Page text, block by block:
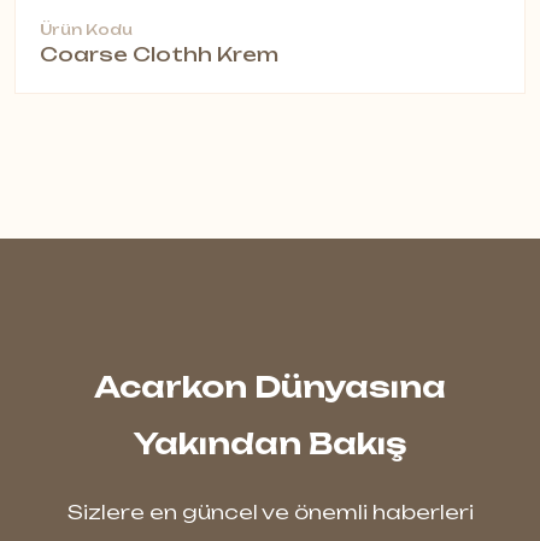
Ürün Kodu
Coarse Clothh Krem
Acarkon Dünyasına
Yakından Bakış
Sizlere en güncel ve önemli haberleri